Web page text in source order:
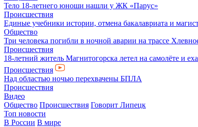
Тело 18-летнего юноши нашли у ЖК «Парус»
Происшествия
Единые учебники истории, отмена бакалавриата и
Общество
Три человека погибли в ночной аварии на трассе
Происшествия
18-летний житель Магнитогорска летел на самолёте и
Происшествия
Над областью ночью перехвачены БПЛА
Происшествия
Видео
Общество Происшествия Говорит Липецк
Топ новости
В России В мире